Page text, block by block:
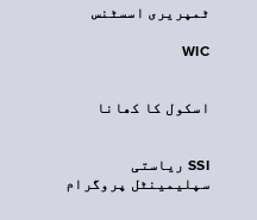
ٹمپریری اسسٹنس
WIC
اسکول کا کھانا
SSI ریاستی
سپلیمینٹل پروگرام